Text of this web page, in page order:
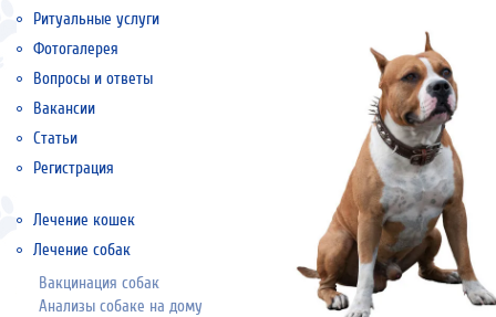
Ритуальные услуги
Фотогалерея
Вопросы и ответы
Вакансии
Статьи
Регистрация
Лечение кошек
Лечение собак
Вакцинация собак
Анализы собаке на дому